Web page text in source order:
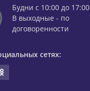
Будни с 10:00 до 17:00
В выходные - по
договоренности
сетях: